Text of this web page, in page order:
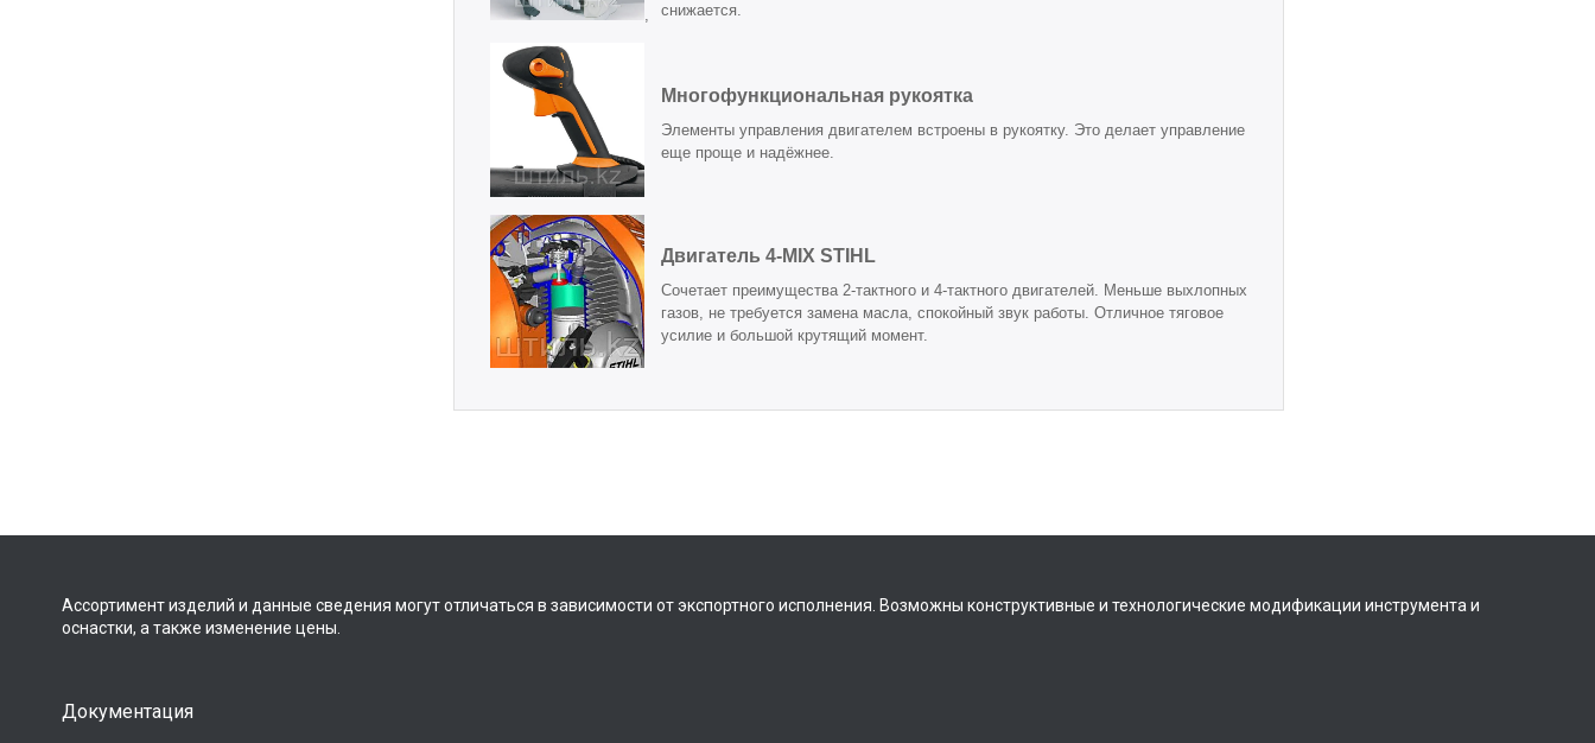
,
снижается.
Многофункциональная рукоятка
Элементы управления двигателем встроены в рукоятку. Это делает управление
еще проще и надёжнее.
Двигатель 4-MIX STIHL
Сочетает преимущества 2-тактного и 4-тактного двигателей. Меньше выхлопных
газов, не требуется замена масла, спокойный звук работы. Отличное тяговое
усилие и большой крутящий момент.
Ассортимент изделий и данные сведения могут отличаться в зависимости от экспортного исполнения. Возможны конструктивные и технологические модификации инструмента и
оснастки, а также изменение цены.
Документация